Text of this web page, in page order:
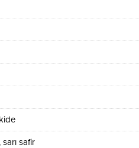
safir